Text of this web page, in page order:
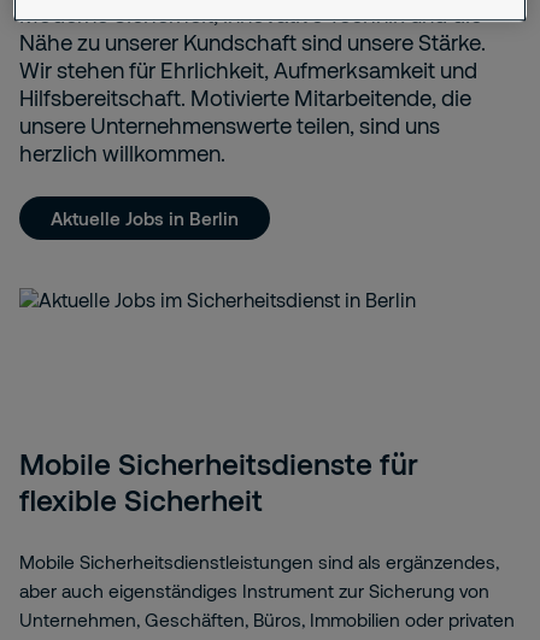
Moderne Sicherheit, innovative Technik und die
Nähe zu unserer Kundschaft sind unsere Stärke.
Wir stehen für Ehrlichkeit, Aufmerksamkeit und
Hilfsbereitschaft. Motivierte Mitarbeitende, die
unsere Unternehmenswerte teilen, sind uns
herzlich willkommen.
Aktuelle Jobs in Berlin
Mobile Sicherheitsdienste für
flexible Sicherheit
Mobile Sicherheitsdienstleistungen sind als ergänzendes,
aber auch eigenständiges Instrument zur Sicherung von
Unternehmen, Geschäften, Büros, Immobilien oder privaten